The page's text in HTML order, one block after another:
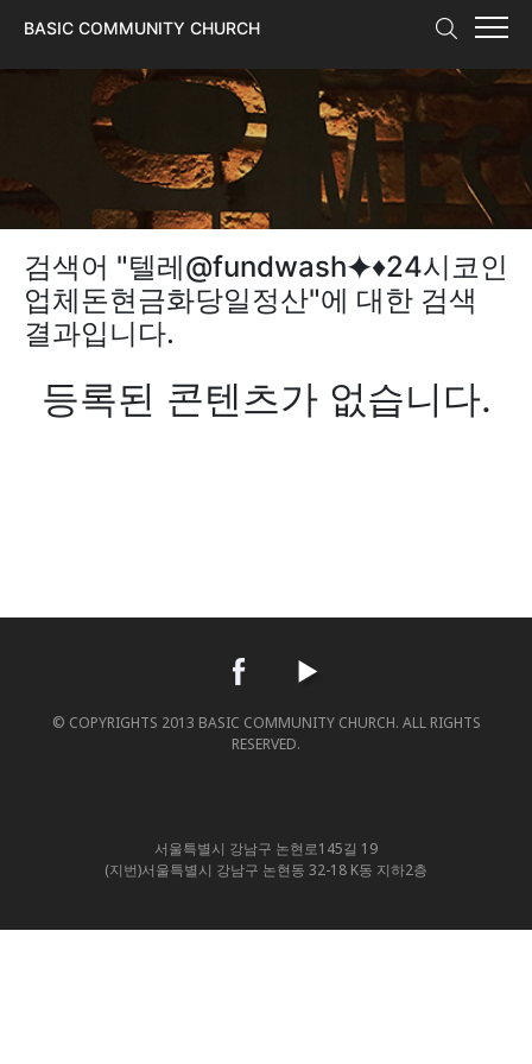
BASIC COMMUNITY CHURCH
검색어 "텔레@fundwash⯌♦24시코인
업체돈현금화당일정산"에 대한 검색
결과입니다.
등록된 콘텐츠가 없습니다.
© COPYRIGHTS 2013 BASIC COMMUNITY CHURCH. ALL RIGHTS
RESERVED.
서울특별시 강남구 논현로145길 19
(지번)서울특별시 강남구 논현동 32-18 K동 지하2층